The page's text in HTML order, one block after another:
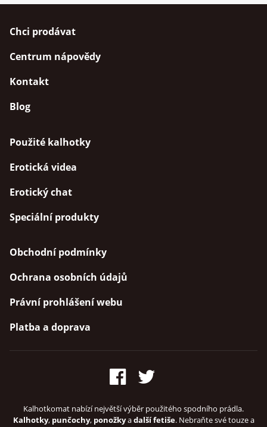
Chci prodávat
Centrum nápovědy
Kontakt
Blog
Použité kalhotky
Erotická videa
Erotický chat
Speciální produkty
Obchodní podmínky
Ochrana osobních údajů
Právní prohlášení webu
Platba a doprava
Kalhotkomat nabízí největší výběr použitého spodního prádla.
Kalhotky, punčochy, ponožkyadalší fetiše. Nebraňte své touze a